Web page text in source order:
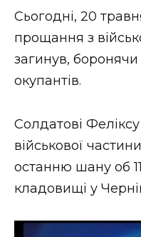
Втрачений
Втрачений
НОВИНИ
Сьогодні, 20
прощання з
загинув, боронячи
окупантів.
Солдатові
військової
останню шану об
кладовищі у